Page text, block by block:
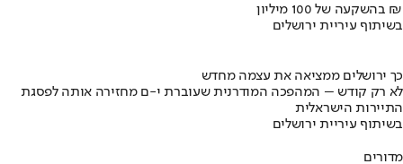
בהשקעה של 100 מיליון ₪
בשיתוף עיריית ירושלים
כך ירושלים ממציאה את עצמה מחדש
לא רק קודש – המהפכה המודרנית שעוברת י-ם מחזירה אותה לפסגת
התיירות הישראלית
בשיתוף עיריית ירושלים
מדורים